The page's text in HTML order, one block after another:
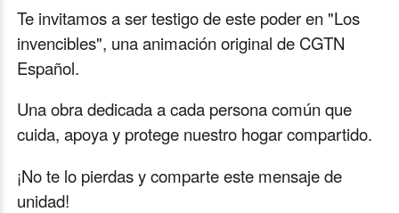
Te invitamos a ser testigo de este poder en "Los
invencibles", una animación original de CGTN
Español.
Una obra dedicada a cada persona común que
cuida, apoya y protege nuestro hogar compartido.
¡No te lo pierdas y comparte este mensaje de
unidad!